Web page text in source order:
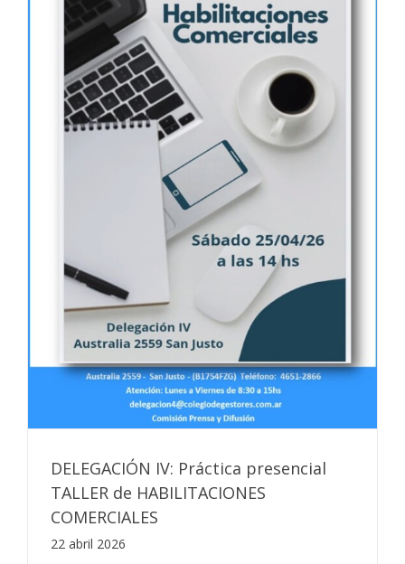
DELEGACIÓN IV: Práctica presencial
TALLER de HABILITACIONES
COMERCIALES
22 abril 2026